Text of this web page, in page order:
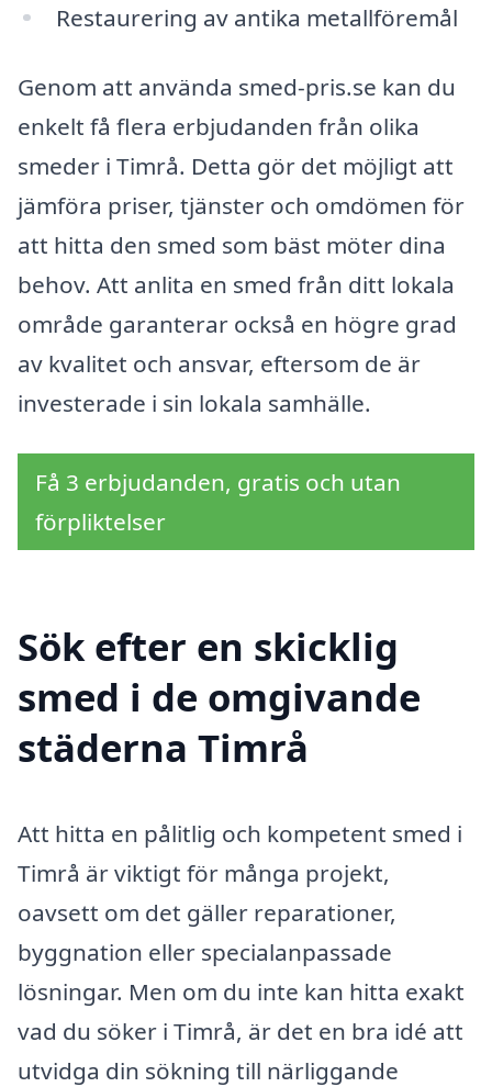
Restaurering av antika metallföremål
Genom att använda smed-pris.se kan du
enkelt få flera erbjudanden från olika
smeder i Timrå. Detta gör det möjligt att
jämföra priser, tjänster och omdömen för
att hitta den smed som bäst möter dina
behov. Att anlita en smed från ditt lokala
område garanterar också en högre grad
av kvalitet och ansvar, eftersom de är
investerade i sin lokala samhälle.
Få 3 erbjudanden, gratis och utan
förpliktelser
Sök efter en skicklig
smed i de omgivande
städerna Timrå
Att hitta en pålitlig och kompetent smed i
Timrå är viktigt för många projekt,
oavsett om det gäller reparationer,
byggnation eller specialanpassade
lösningar. Men om du inte kan hitta exakt
vad du söker i Timrå, är det en bra idé att
utvidga din sökning till närliggande